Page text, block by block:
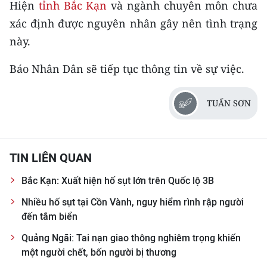
TIN ĐỊA PHƯƠNG
Trung du và miền núi phía Bắc
Đồng bằng sông Hồng
Nguyên
Đồng bằng sông Cửu Long
Chuyên trang Hà Nội
Chuyên trang TP. Hồ Chí Minh
Hiện tỉnh Bắc Kạn và ngành chuyên môn chưa
xác định được nguyên nhân gây nên tình trạng
này.
Báo Nhân Dân sẽ tiếp tục thông tin về sự việc.
TUẤN SƠN
TIN LIÊN QUAN
Bắc Kạn: Xuất hiện hố sụt lớn trên Quốc lộ 3B
Nhiều hố sụt tại Cồn Vành, nguy hiểm rình rập người
đến tắm biển
Quảng Ngãi: Tai nạn giao thông nghiêm trọng khiến
một người chết, bốn người bị thương